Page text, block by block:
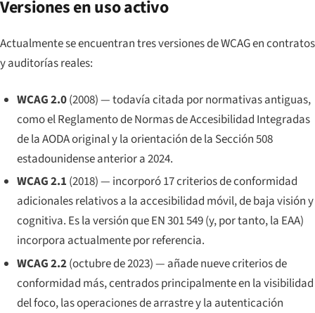
Versiones en uso activo
Actualmente se encuentran tres versiones de WCAG en contratos
y auditorías reales:
WCAG 2.0(2008) — todavía citada por normativas antiguas,
como el Reglamento de Normas de Accesibilidad Integradas
de la AODA original y la orientación de la Sección 508
estadounidense anterior a 2024.
WCAG 2.1 (2018) — incorporó 17 criterios de conformidad
adicionales relativos a la accesibilidad móvil, de baja visión y
cognitiva. Es la versión que EN 301 549 (y, por tanto, la EAA)
incorpora actualmente por referencia.
WCAG 2.2(octubre de 2023) — añade nueve criterios de
conformidad más, centrados principalmente en la visibilidad
del foco, las operaciones de arrastre y la autenticación